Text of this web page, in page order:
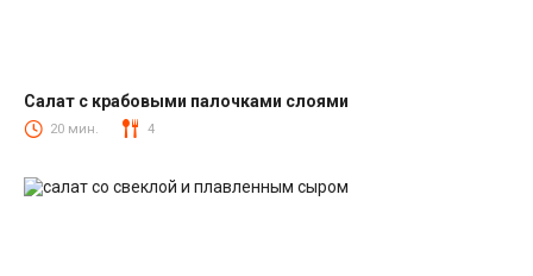
Салаты с крабовыми палочками
Салат с крабовыми палочками слоями
20 мин. 4